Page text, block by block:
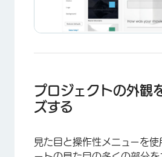
プロジェクトの外観
ズする
見た目と操作性メニューを